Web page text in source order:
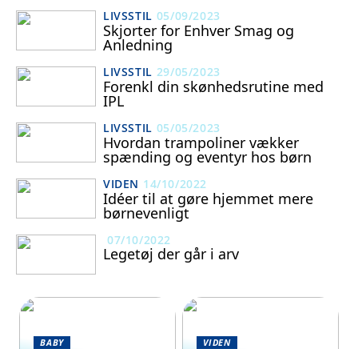
LIVSSTIL 05/09/2023
Skjorter for Enhver Smag og
Anledning
LIVSSTIL 29/05/2023
Forenkl din skønhedsrutine med
IPL
LIVSSTIL 05/05/2023
Hvordan trampoliner vækker
spænding og eventyr hos børn
VIDEN 14/10/2022
Idéer til at gøre hjemmet mere
børnevenligt
07/10/2022
Legetøj der går i arv
BABY VIDEN